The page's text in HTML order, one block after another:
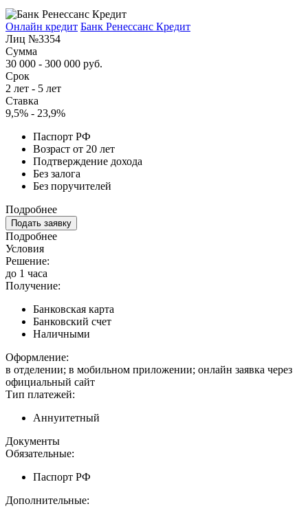
Онлайн кредит Банк Ренессанс Кредит
Лиц №3354
Сумма
30 000 - 300 000 руб.
Срок
2 лет - 5 лет
Ставка
9,5% - 23,9%
Паспорт РФ
Возраст от 20 лет
Подтверждение дохода
Без залога
Без поручителей
Подробнее
Подать заявку
Подробнее
Условия
Решение:
до 1 часа
Получение:
Банковская карта
Банковский счет
Наличными
Оформление:
в отделении; в мобильном приложении; онлайн заявка через
официальный сайт
Тип платежей:
Аннуитетный
Документы
Обязательные:
Паспорт РФ
Дополнительные: